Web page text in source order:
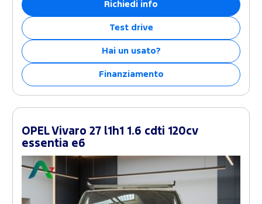
Richiedi info
Test drive
Hai un usato?
Finanziamento
OPEL Vivaro 27 l1h1 1.6 cdti 120cv
essentia e6